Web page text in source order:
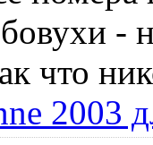
-
что
2003